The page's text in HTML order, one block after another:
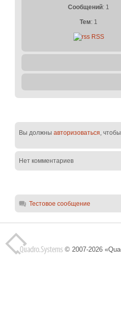
Сообщений: 1
Тем: 1
RSS
Вы должны авторизоваться,
Нет комментариев
Тестовое сообщение
© 2007-2026